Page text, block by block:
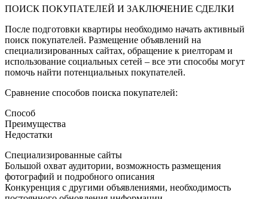
ПОИСК ПОКУПАТЕЛЕЙ И ЗАКЛЮЧЕНИЕ СДЕЛКИ
После подготовки квартиры необходимо начать активный
поиск покупателей. Размещение объявлений на
специализированных сайтах, обращение к риелторам и
использование социальных сетей – все эти способы могут
помочь найти потенциальных покупателей.
Сравнение способов поиска покупателей:
Способ
Преимущества
Недостатки
Специализированные сайты
Большой охват аудитории, возможность размещения
фотографий и подробного описания
Конкуренция с другими объявлениями, необходимость